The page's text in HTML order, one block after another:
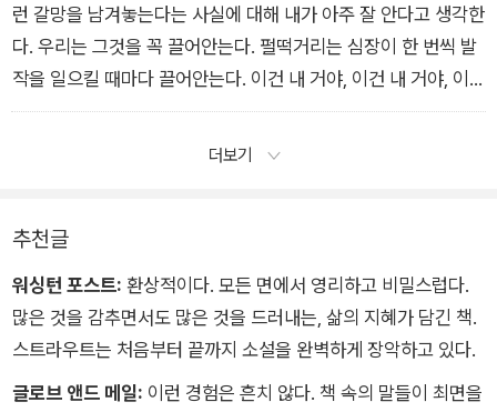
런 갈망을 남겨놓는다는 사실에 대해 내가 아주 잘 안다고 생각한
다. 우리는 그것을 꼭 끌어안는다. 펄떡거리는 심장이 한 번씩 발
작을 일으킬 때마다 끌어안는다. 이건 내 거야, 이건 내 거야, 이
건 내 거야.
더보기
추천글
워싱턴 포스트: 환상적이다. 모든 면에서 영리하고 비밀스럽다.
많은 것을 감추면서도 많은 것을 드러내는, 삶의 지혜가 담긴 책.
스트라우트는 처음부터 끝까지 소설을 완벽하게 장악하고 있다.
글로브 앤드 메일: 이런 경험은 흔치 않다. 책 속의 말들이 최면을